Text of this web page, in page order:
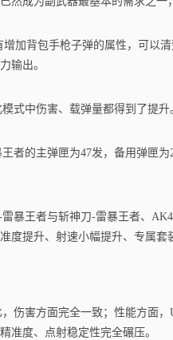
加背包手枪子弹的属性，可以
输出。
式中伤害、载弹量都得到了提升
者的主弹匣为47发，备用弹匣
暴王者与斩神刀-雷暴王者、
度提升、射速小幅提升、专属套
伤害方面完全一致；性能方面
准度、点射稳定性完全碾压。